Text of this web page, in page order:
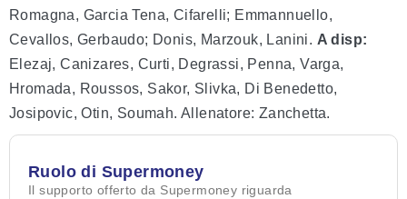
Romagna, Garcia Tena, Cifarelli; Emmannuello,
Cevallos, Gerbaudo; Donis, Marzouk, Lanini. A disp:
Elezaj, Canizares, Curti, Degrassi, Penna, Varga,
Hromada, Roussos, Sakor, Slivka, Di Benedetto,
Josipovic, Otin, Soumah. Allenatore: Zanchetta.
Ruolo di Supermoney
Il supporto offerto da Supermoney riguarda